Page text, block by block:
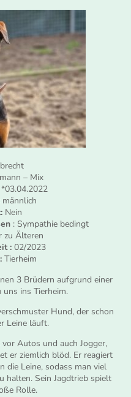
– Mix
männlich
Nein
: Sympathie bedingt
zu Älteren
: 02/2023
Tierheim
3 Brüdern aufgrund einer
uns ins Tierheim.
Hund, der schon
Leine läuft.
Autos und auch Jogger,
er ziemlich blöd. Er reagiert
die Leine, sodass man viel
halten. Sein Jagdtrieb spielt
Rolle.